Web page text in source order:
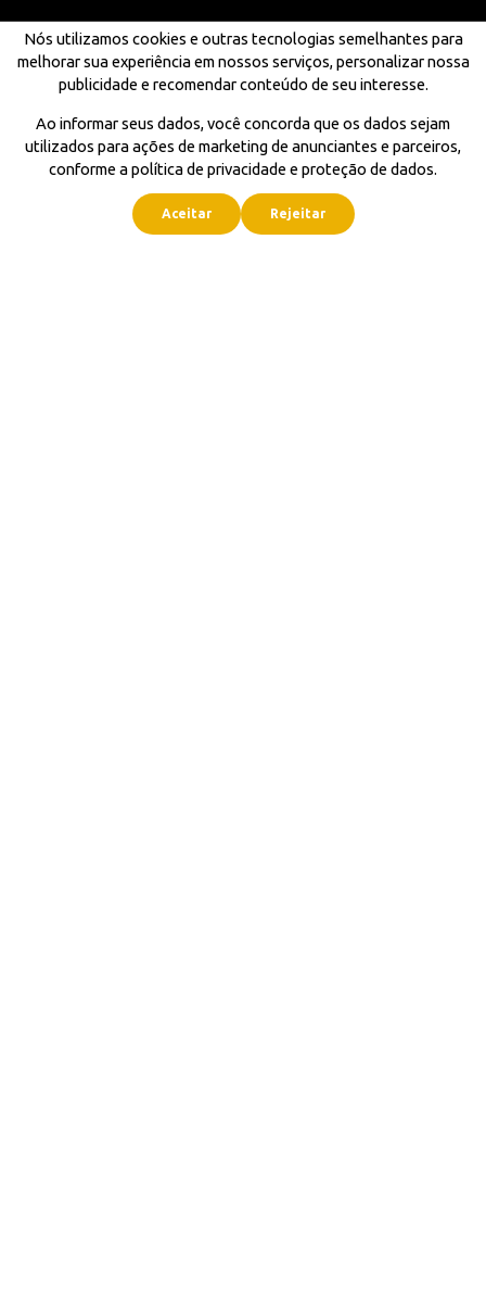
Nós utilizamos cookies e outras tecnologias semelhantes para
melhorar sua experiência em nossos serviços, personalizar nossa
publicidade e recomendar conteúdo de seu interesse.
Ao informar seus dados, você concorda que os dados sejam
utilizados para ações de marketing de anunciantes e parceiros,
conforme a política de privacidade e proteção de dados.
Aceitar Rejeitar